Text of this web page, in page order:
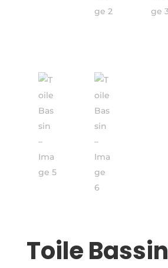
Toile Bassin